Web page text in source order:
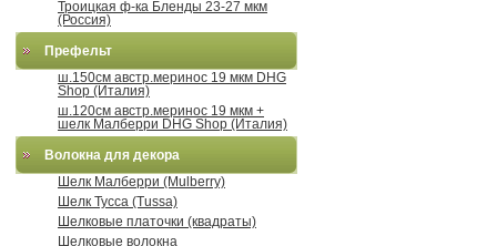
Троицкая ф-ка Бленды 23-27 мкм
(Россия)
Префельт
ш.150см австр.меринос 19 мкм DHG
Shop (Италия)
ш.120см австр.меринос 19 мкм +
шелк Малберри DHG Shop (Италия)
Волокна для декора
Шелк Малберри (Mulberry)
Шелк Тусса (Tussa)
Шелковые платочки (квадраты)
Шелковые волокна